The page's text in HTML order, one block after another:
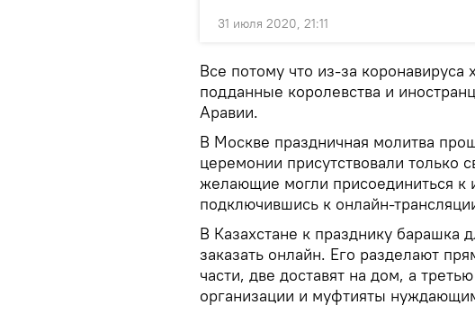
31 июля 2020, 21:11
Все потому что из-за
подданные королевства и
Аравии.
В Москве праздничная молитва
церемонии присутствовали только
желающие могли присоединиться к
подключившись к онлайн-
В Казахстане к празднику
заказать онлайн. Его разделают
части, две доставят на дом, а
организации и муфтияты